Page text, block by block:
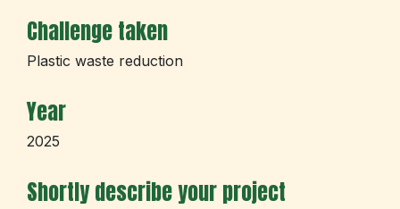
Challenge taken
Plastic waste reduction
Year
2025
Shortly describe your project